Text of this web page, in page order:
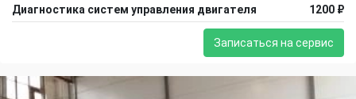
Диагностика систем управления двигателя 1200 ₽
Записаться на сервис